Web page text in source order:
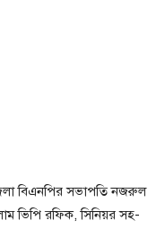
বিএনপির সভাপতি নজরুল
ভিপি রফিক, সিনিয়র সহ-